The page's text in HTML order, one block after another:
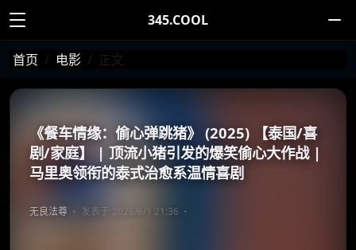
345.COOL
首页 电影 正文
《餐车情缘：偷心弹跳猪》 (2025) 【泰国/喜
剧/家庭】 | 顶流小猪引发的爆笑偷心大作战 |
马里奥领衔的泰式治愈系温情喜剧
无良法尊 发表于 2026/6/1 21:36